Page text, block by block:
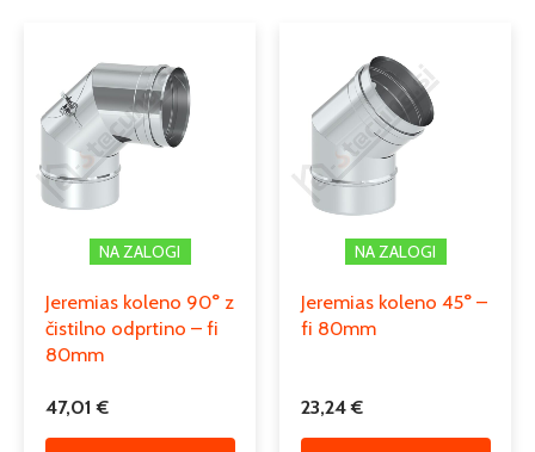
NA ZALOGI
Jeremias koleno 90° z
čistilno odprtino – fi
80mm
47,01€
NA ZALOGI
Jeremias koleno 45° –
fi 80mm
23,24€